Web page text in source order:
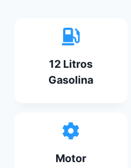
12 Litros
Gasolina
Motor